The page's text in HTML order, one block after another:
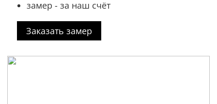
замер - за наш счёт
Заказать замер